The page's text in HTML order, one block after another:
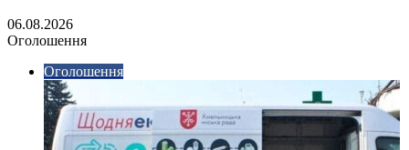
06.08.2026
Оголошення
Оголошення